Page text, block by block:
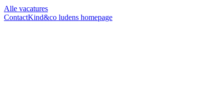
Alle vacatures
ContactKind&co ludens homepage